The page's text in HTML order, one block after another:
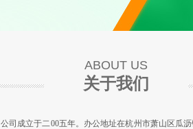
ABOUT US
关于我们
公司成立于二00五年。办公地址在杭州市萧山区瓜